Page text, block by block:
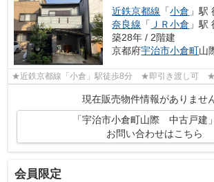
近鉄京都線 「小倉 」駅
奈良線 「 ＪＲ小倉 」駅
築28年 / 2階建
京都府宇治市小倉町山
★近鉄京都線「小倉」駅徒歩8分 ★即引き渡し可 ★
現在販売物件情報がありませ
「宇治市小倉町山際 中古戸建
お問い合わせはこちら
会員限定